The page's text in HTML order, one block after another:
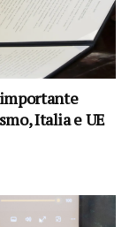
Italia e UE